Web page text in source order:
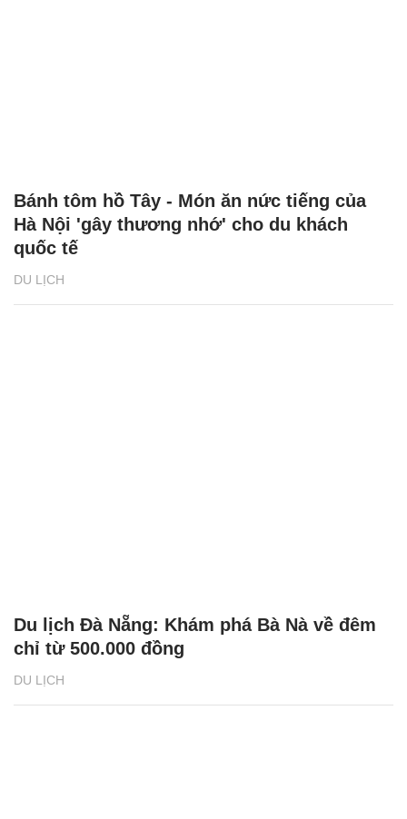
DU LỊCH
Bánh tôm hồ Tây - Món ăn nức tiếng của
Hà Nội 'gây thương nhớ' cho du khách
quốc tế
DU LỊCH
Du lịch Đà Nẵng: Khám phá Bà Nà về đêm
chỉ từ 500.000 đồng